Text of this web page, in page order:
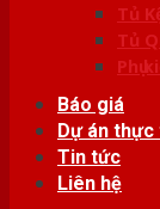
Tủ
Tủ
Phụ
Báo giá
Dự án thực
Tin tức
Liên hệ